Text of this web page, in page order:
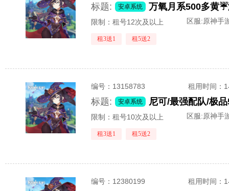
标题: 安卓系统
限制：租号12次及以上 区服:原神手
租3送1 租5送2
编号： 13158783 租用时间 ：
标题: 安卓系统
限制：租号10次及以上 区服:原神手
租3送1 租5送2
编号： 12380199 租用时间 ：